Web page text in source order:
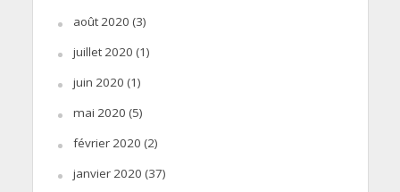
août 2020 (3)
juillet 2020 (1)
juin 2020 (1)
mai 2020 (5)
février 2020 (2)
janvier 2020 (37)